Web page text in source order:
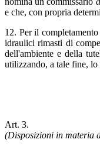
e che, con propria
12. Per il
idraulici rimasti di
dell'ambiente e della
utilizzando, a tale fine,
Art. 3.
(Disposizioni in materia